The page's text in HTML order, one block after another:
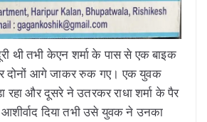
थी तभी केएन शर्मा के पास से एक बाइक
दोनों आगे जाकर रुक गए। एक युवक
रहा और दूसरे ने उतरकर राधा शर्मा के पैर
दिया तभी उसे युवक ने उनका